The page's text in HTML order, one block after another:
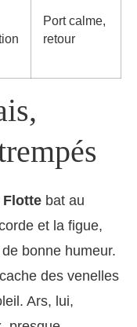
Port calme,
retour
Flotte bat au
et la figue,
bonne humeur.
des venelles
Ars, lui,